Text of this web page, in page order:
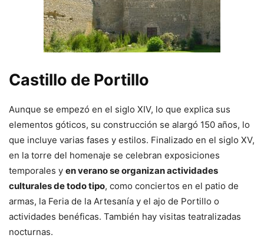
Castillo de Portillo
Aunque se empezó en el siglo XIV, lo que explica sus
elementos góticos, su construcción se alargó 150 años, lo
que incluye varias fases y estilos. Finalizado en el siglo XV,
en la torre del homenaje se celebran exposiciones
temporales y en verano se organizan actividades
culturales de todo tipo, como conciertos en el patio de
armas, la Feria de la Artesanía y el ajo de Portillo o
actividades benéficas. También hay visitas teatralizadas
nocturnas.